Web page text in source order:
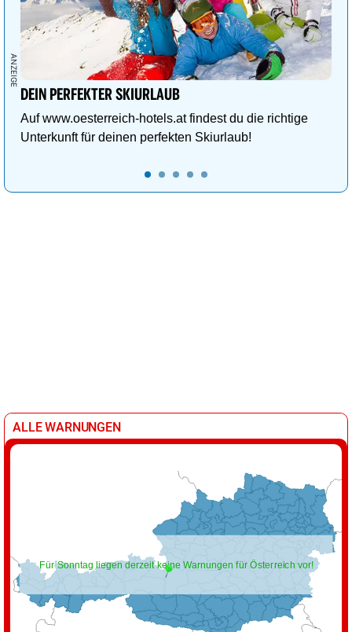
DEIN PERFEKTER SKIURLAUB
Auf www.oesterreich-hotels.at findest du die richtige
Unterkunft für deinen perfekten Skiurlaub!
ALLE WARNUNGEN
Für Sonntag liegen derzeit keine Warnungen für Österreich vor!